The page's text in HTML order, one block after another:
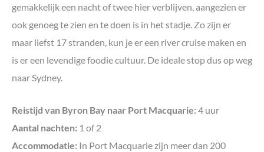
gemakkelijk een nacht of twee hier verblijven, aangezien er
ook genoeg te zien en te doen is in het stadje. Zo zijn er
maar liefst 17 stranden, kun je er een river cruise maken en
is er een levendige foodie cultuur. De ideale stop dus op weg
naar Sydney.
Reistijd van Byron Bay naar Port Macquarie: 4 uur
Aantal nachten: 1 of 2
Accommodatie: In Port Macquarie zijn meer dan 200